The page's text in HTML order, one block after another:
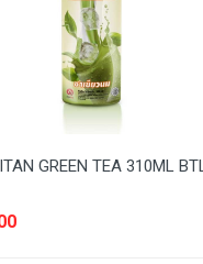
GREEN TEA 310ML BTL